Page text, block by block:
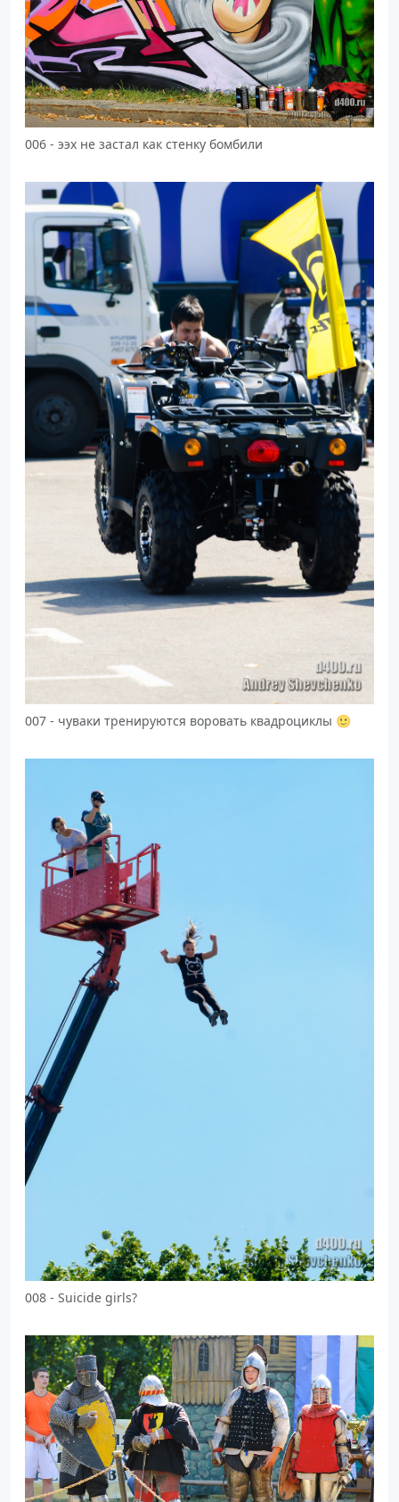
006 - ээх не застал как стенку бомбили
007 - чуваки тренируются воровать квадроциклы 🙂
008 - Suicide girls?